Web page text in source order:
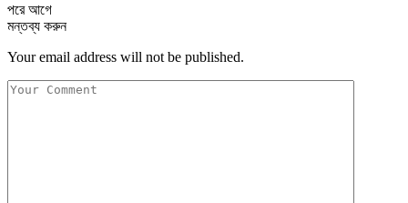
পরেআগে
মন্তব্য করুন
Your email address will not be published.